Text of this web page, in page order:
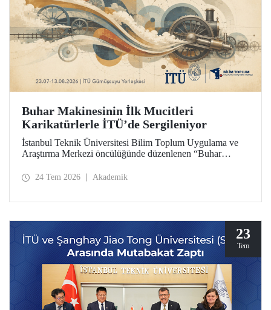
Buhar Makinesinin İlk Mucitleri
Karikatürlerle İTÜ’de Sergileniyor
İstanbul Teknik Üniversitesi Bilim Toplum Uygulama ve
Araştırma Merkezi öncülüğünde düzenlenen “Buhar
Necmettin Erbakan Gümüşsuyu Yerleşkesi’nde
24 Tem 2026 Akademik
23
Tem